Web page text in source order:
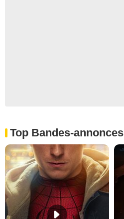
Top Bandes-annonces